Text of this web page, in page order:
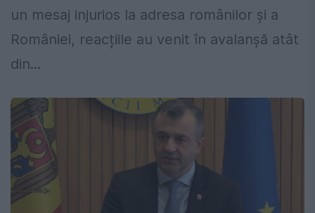
un mesaj injurios la adresa românilor și a
României, reacțiile au venit în avalanșă atât
din...